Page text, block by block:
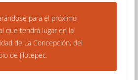
para el próximo
que tendrá lugar en la
de La Concepción, del
de Jilotepec.